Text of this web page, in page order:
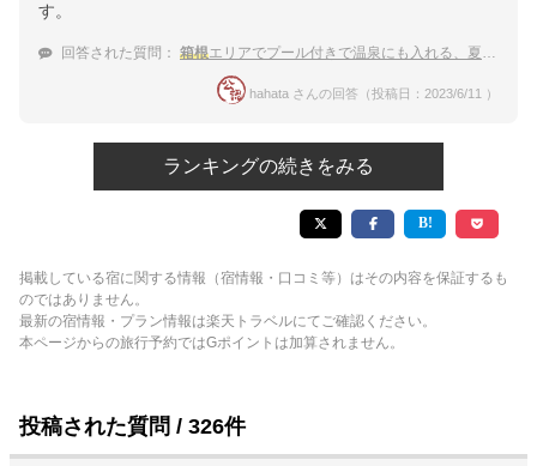
す。
回答された質問： 箱根エリアでプール付きで温泉にも入れる、夏休みに人気の宿が知りたい！
hahata さんの回答（投稿日：2023/6/11 ）
ランキングの続きをみる
掲載している宿に関する情報（宿情報・口コミ等）はその内容を保証するも
のではありません。
最新の宿情報・プラン情報は楽天トラベルにてご確認ください。
本ページからの旅行予約ではGポイントは加算されません。
投稿された質問 / 326件